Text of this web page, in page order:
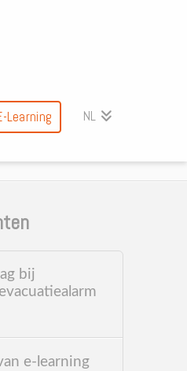
Learning NL
bij
e-learning